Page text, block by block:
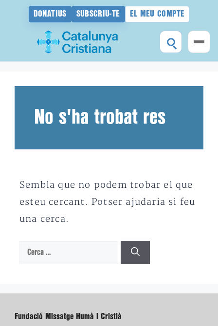
DONATIUS SUBSCRIU-TE EL MEU COMPTE
No s'ha trobat res
Sembla que no podem trobar el que
esteu cercant. Potser ajudaria si feu
una cerca.
Cerca:
Fundació Missatge Humà i Cristià